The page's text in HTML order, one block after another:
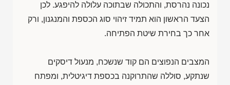
נכונה נהרסת, והתכולה שבתוכה עלולה להיפגע. לכן
הצעד הראשון הוא תמיד זיהוי סוג הכספת והמנגנון, ורק
אחר כך בחירת שיטת הפתיחה.
המצבים הנפוצים הם קוד שנשכח, מנעול דיסקים
שנתקע, סוללה שהתרוקנה בכספת דיגיטלית, ומפתח